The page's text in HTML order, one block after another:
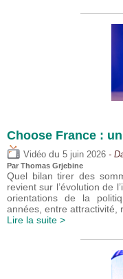
Choose France :
Vidéo du 5 juin 2026 -
Par Thomas Grjebine
Quel bilan tirer des
revient sur l’évolution de
orientations de la
années, entre attractivité,
Lire la suite >